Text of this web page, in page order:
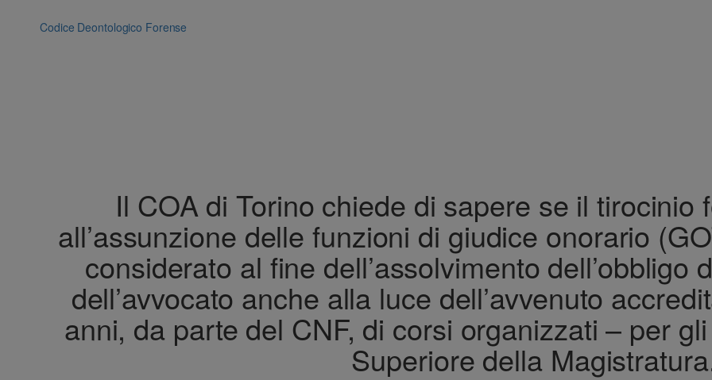
Codice Deontologico Forense
Il COA di Torino chiede di sapere se il tirocinio
all’assunzione delle funzioni di giudice onorario
considerato al fine dell’assolvimento dell’obbligo
dell’avvocato anche alla luce dell’avvenuto
anni, da parte del CNF, di corsi organizzati – per
Superiore della